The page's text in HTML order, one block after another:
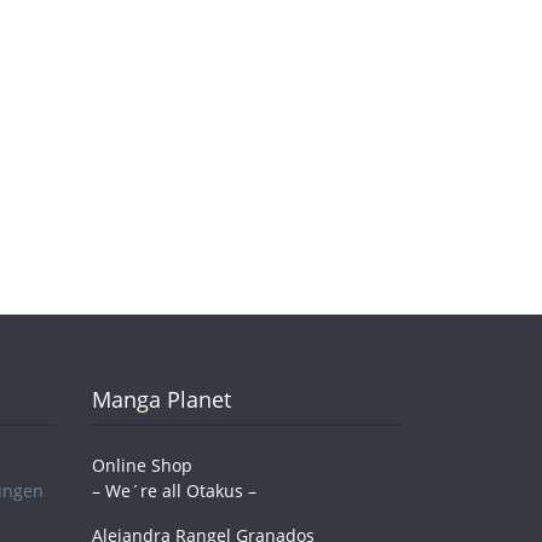
Manga Planet
Online Shop
– We´re all Otakus –
Alejandra Rangel Granados